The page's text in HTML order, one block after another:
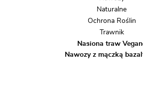
Naturalne
Ochrona Roślin
Trawnik
Nasiona traw
Nawozy z mączką